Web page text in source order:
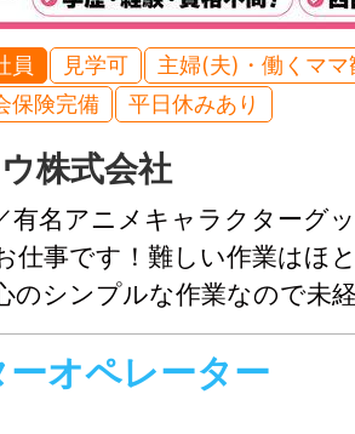
員 見学可
主婦(夫)・働くママ
保険完備
平日休みあり
株式会社
有名アニメキャラクターグ
仕事です！難しい作業はほ
のシンプルな作業なので未
できます♪
オペレーター